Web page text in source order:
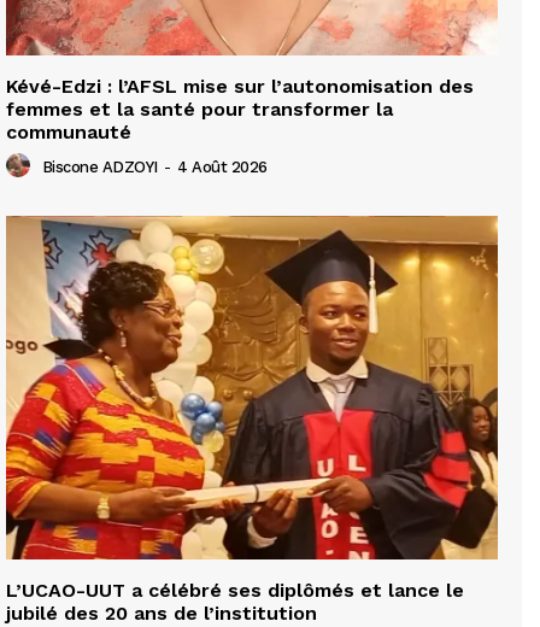
Kévé-Edzi : l’AFSL mise sur l’autonomisation des
femmes et la santé pour transformer la
communauté
Biscone ADZOYI - 4 Août 2026
L’UCAO-UUT a célébré ses diplômés et lance le
jubilé des 20 ans de l’institution